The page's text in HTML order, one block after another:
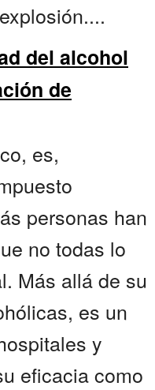
del alcohol
de
es,
personas han
no todas lo
Más allá de su
es un
y
eficacia como